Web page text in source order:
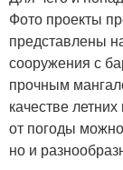
Фото проекты
представлены
сооружения с
прочным
качестве
от погоды
но и